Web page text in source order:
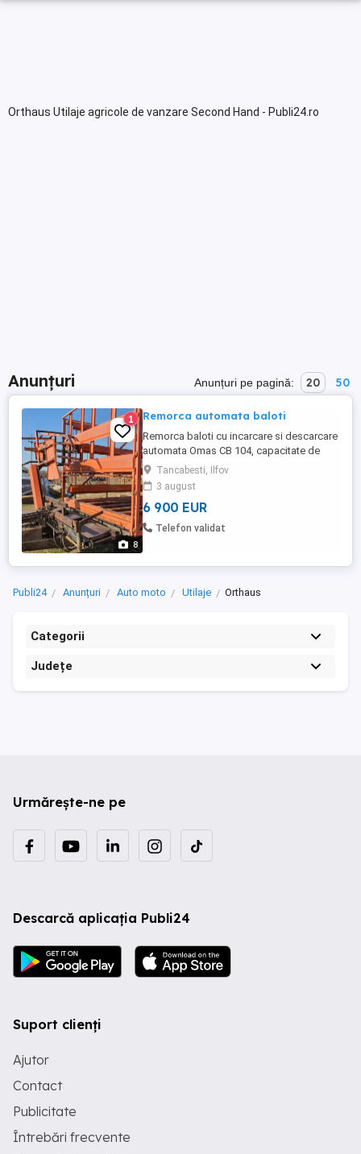
Orthaus Utilaje agricole de vanzare Second Hand - Publi24.ro
Anunțuri Anunțuri pe pagină: 20 50
8
1 Remorca automata baloti
Remorca baloti cu incarcare si descarcare
automata Omas CB 104, capacitate de
incarcare 104 baloti dreptunghiulari. Este
inscrisa in circulatie pe primarie, are CIV,
instalatie electrica, etc. Este in stare buna
de functionare. Mai multe detalii telefonic.
Tancabesti, Ilfov
3 august
6 900 EUR
Telefon validat
Publi24 Anunțuri Auto moto Utilaje Orthaus
Categorii
Județe
Urmărește-ne pe
Descarcă aplicația Publi24
Suport clienți
Ajutor
Contact
Publicitate
Întrebări frecvente